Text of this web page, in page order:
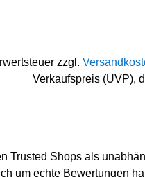
zzgl.
Verkaufspreis (UVP),
Trusted Shops als
um echte Bewertungen